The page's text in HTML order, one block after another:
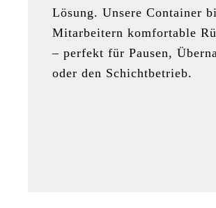
Lösung. Unsere Container
Mitarbeitern komfortable
– perfekt für Pausen,
oder den Schichtbetrieb.